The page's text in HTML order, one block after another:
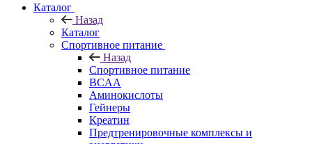
Каталог
Назад
Каталог
Спортивное питание
Назад
Спортивное питание
BCAA
Аминокислоты
Гейнеры
Креатин
Предтренировочные комплексы и